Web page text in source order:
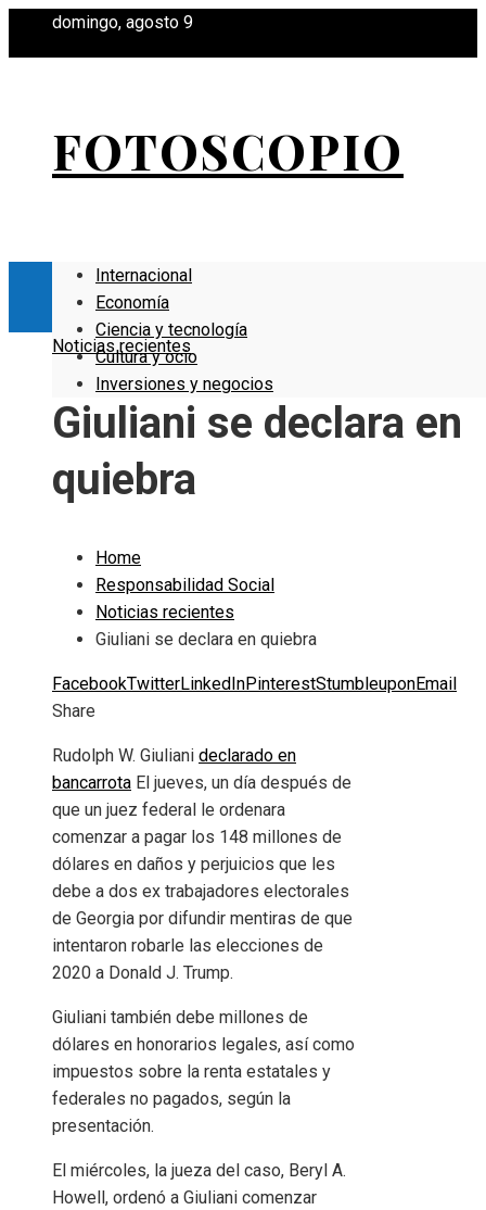
domingo, agosto 9
FOTOSCOPIO
Internacional
Economía
Ciencia y tecnología
Cultura y ocio
Inversiones y negocios
Noticias recientes
Giuliani se declara en
quiebra
Home
Responsabilidad Social
Noticias recientes
Giuliani se declara en quiebra
FacebookTwitterLinkedInPinterestStumbleuponEmail
Share
Rudolph W. Giuliani declarado en
bancarrota El jueves, un día después de
que un juez federal le ordenara
comenzar a pagar los 148 millones de
dólares en daños y perjuicios que les
debe a dos ex trabajadores electorales
de Georgia por difundir mentiras de que
intentaron robarle las elecciones de
2020 a Donald J. Trump.
Giuliani también debe millones de
dólares en honorarios legales, así como
impuestos sobre la renta estatales y
federales no pagados, según la
presentación.
El miércoles, la jueza del caso, Beryl A.
Howell, ordenó a Giuliani comenzar